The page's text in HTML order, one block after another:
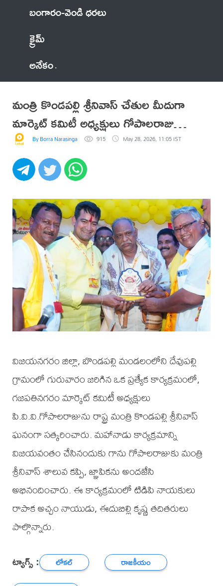
బంగారం-వెండి ధరలు
క్రైమ్
అనేకం
మంత్రి కొండపల్లి శ్రీనివాస్ చేతుల మీదుగా
మార్కెట్ కమిటీ అధ్యక్షులు గోపాలరాజు
సత్కారంBy Borra Narasingarao 915 May 28, 2026, 11:05 IST
విజయనగరం జిల్లా, బొండపల్లి మండలంలోని దేవుపల్లి
గ్రామంలో గురువారం జరిగిన ఒక ప్రత్యేక కార్యక్రమంలో,
గజపతినగరం మార్కెట్ కమిటీ అధ్యక్షులు
పి.వి.వి.గోపాలరాజును రాష్ట్ర మంత్రి కొండపల్లి శ్రీనివాస్
ఘనంగా సత్కరించారు. మహానాడు కార్యక్రమాన్ని
విజయవంతం చేసినందుకు గాను గోపాలరాజుకు మంత్రి
శ్రీనివాస్ శాలువ కప్పి, జ్ఞాపికను అందజేసి
అభినందించారు. ఈ కార్యక్రమంలో టిడిపి నాయకులు
రాపాక అచ్చం నాయుడు, ఈదుబిల్లి కృష్ణ తదితరులు
పాల్గొన్నారు.
ట్యాగ్స్ : లోకల్
రాజకీయం